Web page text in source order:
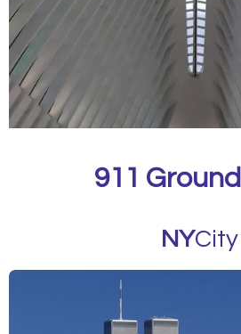
911 Ground
NYCity